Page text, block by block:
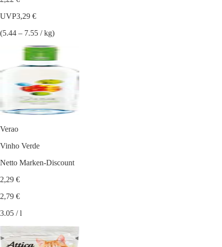
UVP3,29 €
(5.44 – 7.55 / kg)
Verao
Vinho Verde
Netto Marken-Discount
2,29 €
2,79 €
3.05 / l